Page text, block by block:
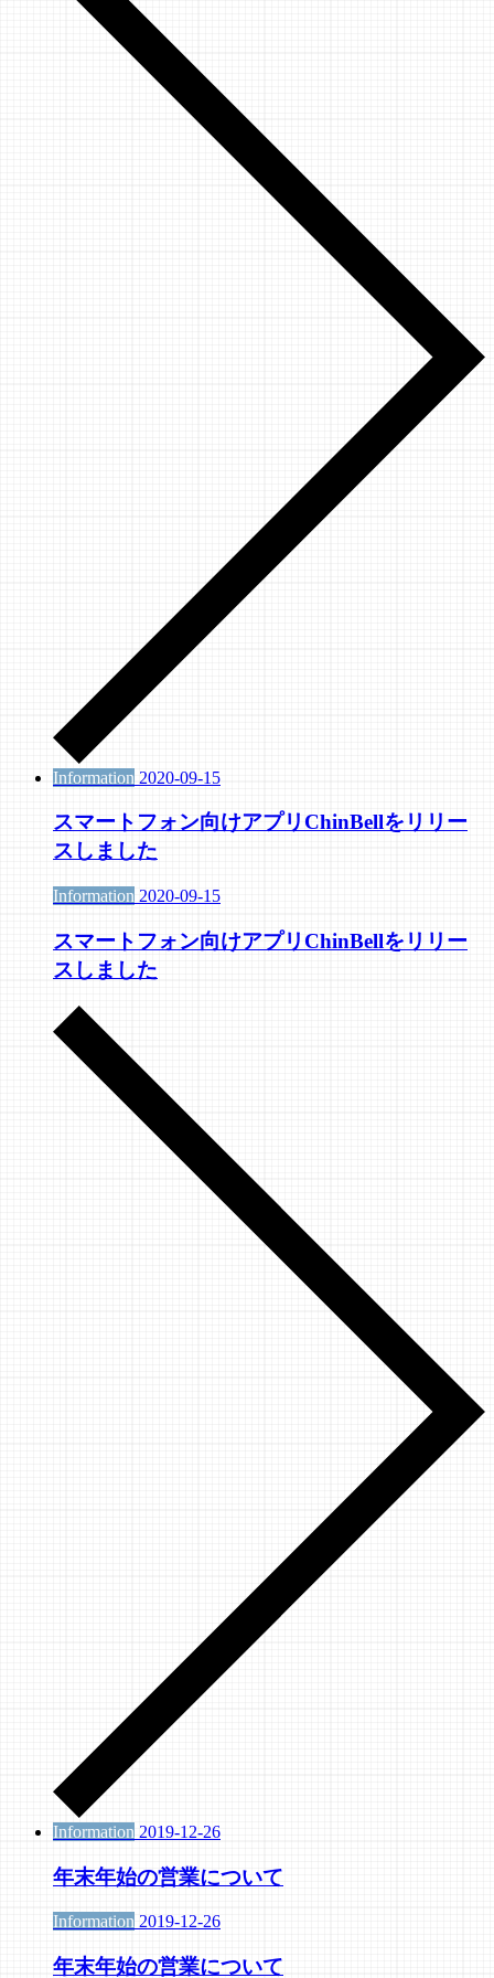
Information 2020-09-15
スマートフォン向けアプリChinBellをリリー
スしました
Information 2020-09-15
スマートフォン向けアプリChinBellをリリー
スしました
Information 2019-12-26
年末年始の営業について
Information 2019-12-26
年末年始の営業について